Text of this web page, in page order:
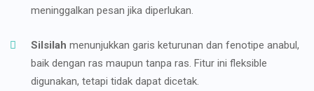
meninggalkan pesan jika diperlukan.
Silsilah menunjukkan garis keturunan dan fenotipe anabul,
baik dengan ras maupun tanpa ras. Fitur ini fleksible
digunakan, tetapi tidak dapat dicetak.